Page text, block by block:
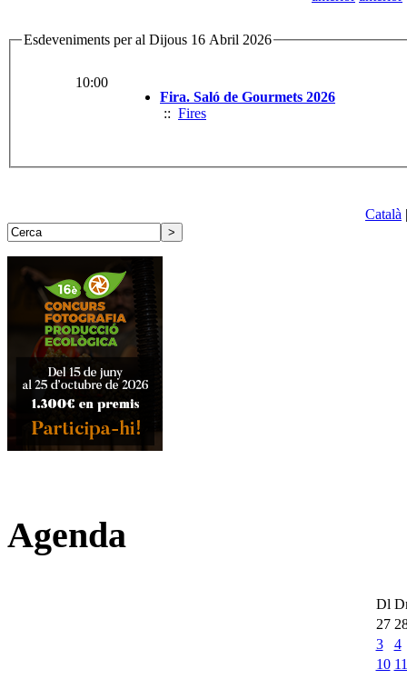
Esdeveniments per al Dijous 16 Abril 2026
10:00
Fira. Saló de Gourmets 2026
:: Fires
Català
Agenda
Dl
27
3
4
10 11